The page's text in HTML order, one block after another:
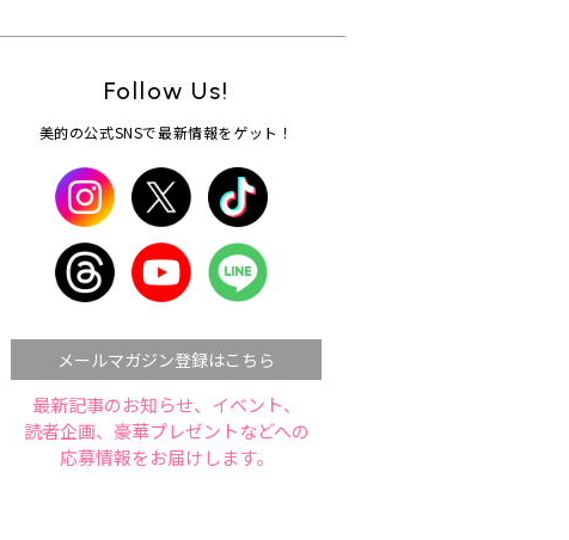
Follow Us!
美的の公式SNSで最新情報をゲット！
メールマガジン登録はこちら
最新記事のお知らせ、イベント、
読者企画、豪華プレゼントなどへの
応募情報をお届けします。